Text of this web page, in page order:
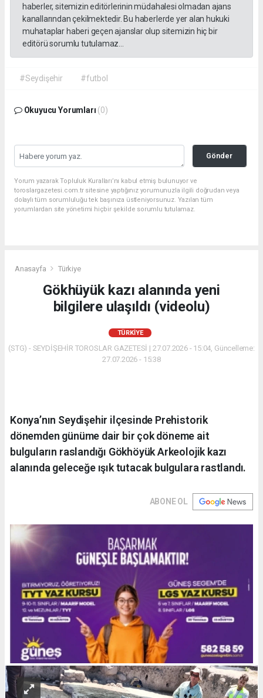
haberler, sitemizin editörlerinin müdahalesi olmadan ajans
kanallarından çekilmektedir. Bu haberlerde yer alan hukuki
muhataplar haberi geçen ajanslar olup sitemizin hiç bir
editörü sorumlu tutulamaz...
#Seydişehir #futbol
Okuyucu Yorumları (0)
Gönder
Yorum yazarak Topluluk Kuralları’nı kabul etmiş bulunuyor ve
toroslargazetesi.com.tr sitesine yaptığınız yorumunuzla ilgili doğrudan veya
dolaylı tüm sorumluluğu tek başınıza üstleniyorsunuz. Yazılan tüm
yorumlardan site yönetimi hiçbir şekilde sorumlu tutulamaz.
Anasayfa Türkiye
Gökhüyük kazı alanında yeni
bilgilere ulaşıldı (videolu)
TÜRKIYE
(STG) - SEYDİŞEHİR TOROSLAR GAZETESİ | 27.07.2026 - 15:04, Güncelleme:
27.07.2026 - 15:38
Konya’nın Seydişehir ilçesinde Prehistorik
dönemden günüme dair bir çok döneme ait
bulguların raslandığı Gökhöyük Arkeolojik kazı
alanında geleceğe ışık tutacak bulgulara rastlandı.
ABONE OL